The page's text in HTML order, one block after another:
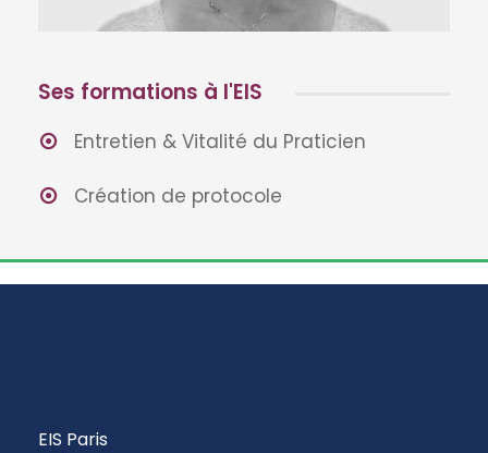
Ses formations à l'EIS
Entretien & Vitalité du Praticien
Création de protocole
EIS Paris